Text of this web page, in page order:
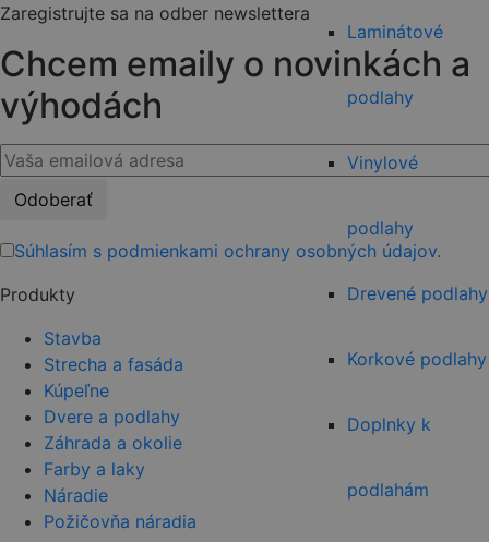
Laminátové
podlahy
Vinylové
podlahy
Drevené podlahy
Korkové podlahy
Doplnky k
podlahám
Zaregistrujte sa na odber newslettera
Chcem emaily o novinkách a
výhodách
Please
this
empty.
Súhlasím s podmienkami ochrany osobných údajov.
Produkty
Stavba
Strecha a fasáda
Kúpeľne
Dvere a podlahy
Záhrada a okolie
Farby a laky
Náradie
Požičovňa náradia